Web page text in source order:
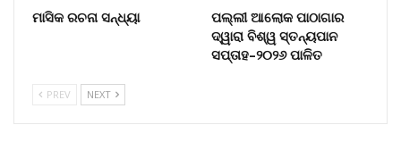
ମାସିକ ରଚନା ସନ୍ଧ୍ୟା
ପଲ୍ଲୀ ଆଲୋକ ପାଠାଗାର
ଦ୍ୱାରା ବିଶ୍ୱ ସ୍ତନ୍ୟପାନ
ସପ୍ତାହ–୨୦୨୬ ପାଳିତ
PREV NEXT